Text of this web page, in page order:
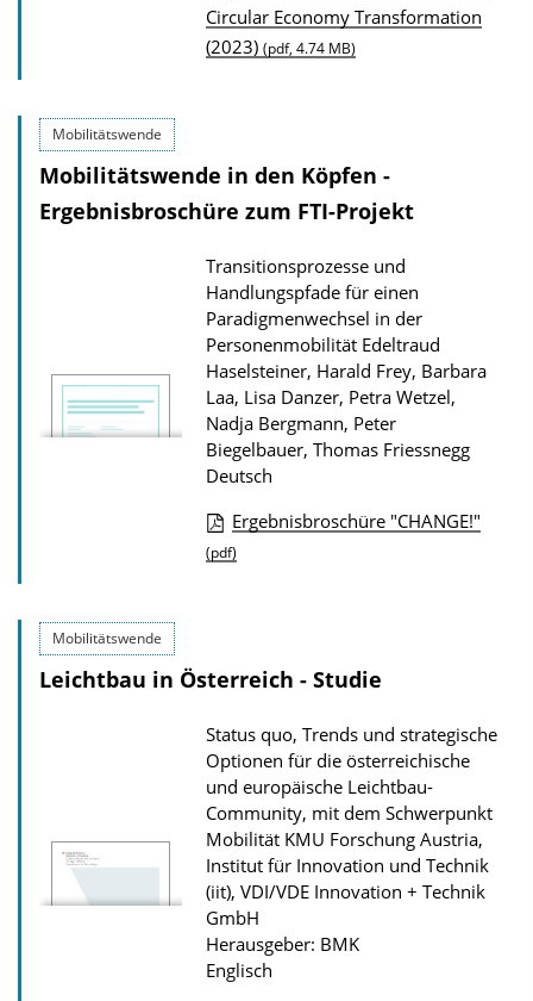
D
o
o
a
s
z
u
r
P
u
b
l
i
i
n
Circular Economy Transformation
(2023) (pdf, 4.74 MB)
Mobilitätswende
Mobilitätswende in den Köpfen -
Ergebnisbroschüre zum FTI-Projekt
Transitionsprozesse und
Handlungspfade für einen
Paradigmenwechsel in der
Personenmobilität Edeltraud
Haselsteiner, Harald Frey, Barbara
Laa, Lisa Danzer, Petra Wetzel,
Nadja Bergmann, Peter
Biegelbauer, Thomas Friessnegg
Deutsch
D
l
a
d
s
z
u
r
P
u
Ergebnisbroschüre "CHANGE!"
(pdf)
Mobilitätswende
Leichtbau in Österreich - Studie
Status quo, Trends und strategische
Optionen für die österreichische
und europäische Leichtbau-
Community, mit dem Schwerpunkt
Mobilität KMU Forschung Austria,
Institut für Innovation und Technik
(iit), VDI/VDE Innovation + Technik
GmbH
Herausgeber: BMK
Englisch